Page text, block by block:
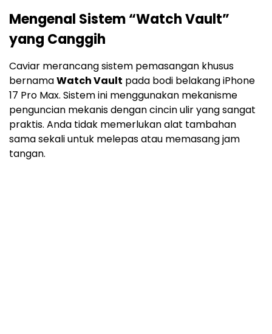
Mengenal Sistem “Watch Vault”
yang Canggih
Caviar merancang sistem pemasangan khusus
bernamaWatch Vault pada bodi belakang iPhone
17 Pro Max. Sistem ini menggunakan mekanisme
penguncian mekanis dengan cincin ulir yang sangat
praktis. Anda tidak memerlukan alat tambahan
sama sekali untuk melepas atau memasang jam
tangan.